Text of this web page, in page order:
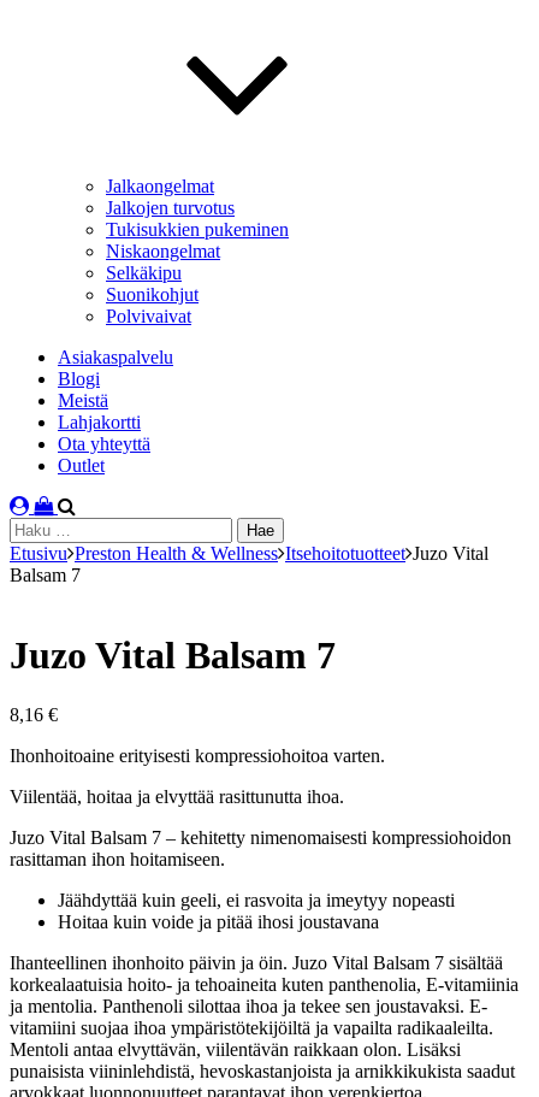
Jalkaongelmat
Jalkojen turvotus
Tukisukkien pukeminen
Niskaongelmat
Selkäkipu
Suonikohjut
Polvivaivat
Asiakaspalvelu
Blogi
Meistä
Lahjakortti
Ota yhteyttä
Outlet
Haku:
Etusivu Preston Health & Wellness Itsehoitotuotteet Juzo Vital
Balsam 7
Juzo Vital Balsam 7
8,16 €
Ihonhoitoaine erityisesti kompressiohoitoa varten.
Viilentää, hoitaa ja elvyttää rasittunutta ihoa.
Juzo Vital Balsam 7 – kehitetty nimenomaisesti kompressiohoidon
rasittaman ihon hoitamiseen.
Jäähdyttää kuin geeli, ei rasvoita ja imeytyy nopeasti
Hoitaa kuin voide ja pitää ihosi joustavana
Ihanteellinen ihonhoito päivin ja öin. Juzo Vital Balsam 7 sisältää
korkealaatuisia hoito- ja tehoaineita kuten panthenolia, E-vitamiinia
ja mentolia. Panthenoli silottaa ihoa ja tekee sen joustavaksi. E-
vitamiini suojaa ihoa ympäristötekijöiltä ja vapailta radikaaleilta.
Mentoli antaa elvyttävän, viilentävän raikkaan olon. Lisäksi
punaisista viininlehdistä, hevoskastanjoista ja arnikkikukista saadut
arvokkaat luonnonuutteet parantavat ihon verenkiertoa.